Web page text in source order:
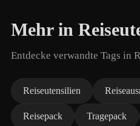
Mehr in
Entdecke verwandte Tags in
Reiseutensilien
Reisepack Tragepack